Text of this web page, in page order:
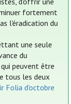
fortement
l'éradication du
une seule
du
peuvent être
tous les deux
Folia d'octobre